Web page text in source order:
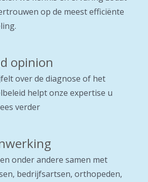
op de meest efficiënte
opinion
over de diagnose of het
helpt onze expertise u
verder
onder andere samen met
bedrijfsartsen, orthopeden,